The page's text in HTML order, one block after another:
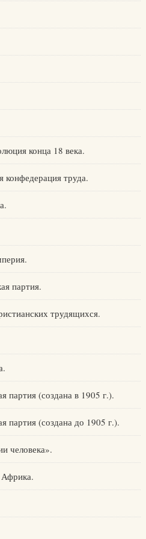
конца 18 века.
конфедерация труда.
партия.
трудящихся.
партия (создана в 1905 г.).
партия (создана до 1905 г.).
человека».
Африка.